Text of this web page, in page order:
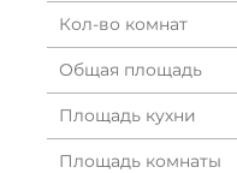
Кол-во комнат
Общая площадь
Площадь кухни
Площадь комнаты